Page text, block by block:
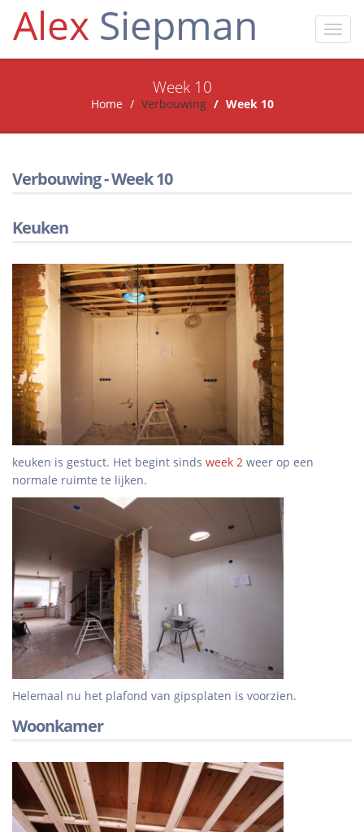
Alex Siepman
Week 10
Home Verbouwing Week 10
Verbouwing - Week 10
Keuken
keuken is gestuct. Het begint sinds week 2 weer op een
normale ruimte te lijken.
Helemaal nu het plafond van gipsplaten is voorzien.
Woonkamer